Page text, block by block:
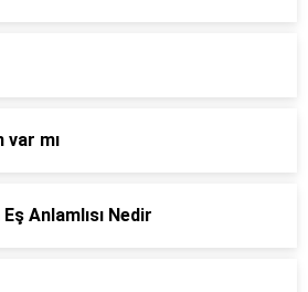
mı
Anlamlısı Nedir